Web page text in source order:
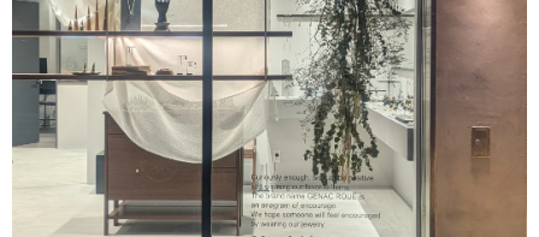
デザインが素敵で、また丁寧に対応頂きました。
このたびはGENAC ROUEをご愛顧いただきありがとうご
ざいました。 お気に召して頂き大変嬉しく思います。 ま
た機会がございましたらよろしくお願いいたします。 あり
がとうございました。